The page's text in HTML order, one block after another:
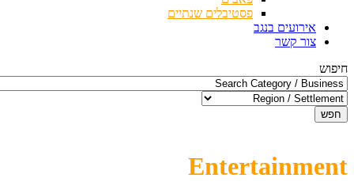
פסטיבלים שנתיים
אירועים בנגב
צור קשר
חיפוש
חפש
Entertainment